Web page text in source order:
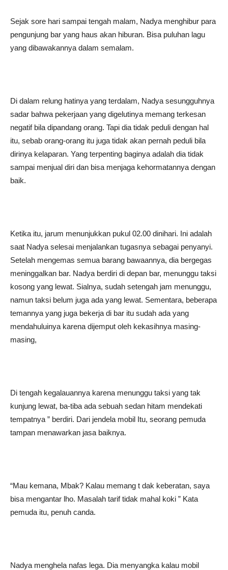
Sejak sore hari sampai tengah malam, Nadya menghibur para
pengunjung bar yang haus akan hiburan. Bisa puluhan lagu
yang dibawakannya dalam semalam.
Di dalam relung hatinya yang terdalam, Nadya sesungguhnya
sadar bahwa pekerjaan yang digelutinya memang terkesan
negatif bila dipandang orang. Tapi dia tidak peduli dengan hal
itu, sebab orang-orang itu juga tidak akan pernah peduli bila
dirinya kelaparan. Yang terpenting baginya adalah dia tidak
sampai menjual diri dan bisa menjaga kehormatannya dengan
baik.
Ketika itu, jarum menunjukkan pukul 02.00 dinihari. Ini adalah
saat Nadya selesai menjalankan tugasnya sebagai penyanyi.
Setelah mengemas semua barang bawaannya, dia bergegas
meninggalkan bar. Nadya berdiri di depan bar, menunggu taksi
kosong yang lewat. Sialnya, sudah setengah jam menunggu,
namun taksi belum juga ada yang lewat. Sementara, beberapa
temannya yang juga bekerja di bar itu sudah ada yang
mendahuluinya karena dijemput oleh kekasihnya masing-
masing,
Di tengah kegalauannya karena menunggu taksi yang tak
kunjung lewat, ba-tiba ada sebuah sedan hitam mendekati
tempatnya ” berdiri. Dari jendela mobil Itu, seorang pemuda
tampan menawarkan jasa baiknya.
“Mau kemana, Mbak? Kalau memang t dak keberatan, saya
bisa mengantar lho. Masalah tarif tidak mahal koki ” Kata
pemuda itu, penuh canda.
Nadya menghela nafas lega. Dia menyangka kalau mobil